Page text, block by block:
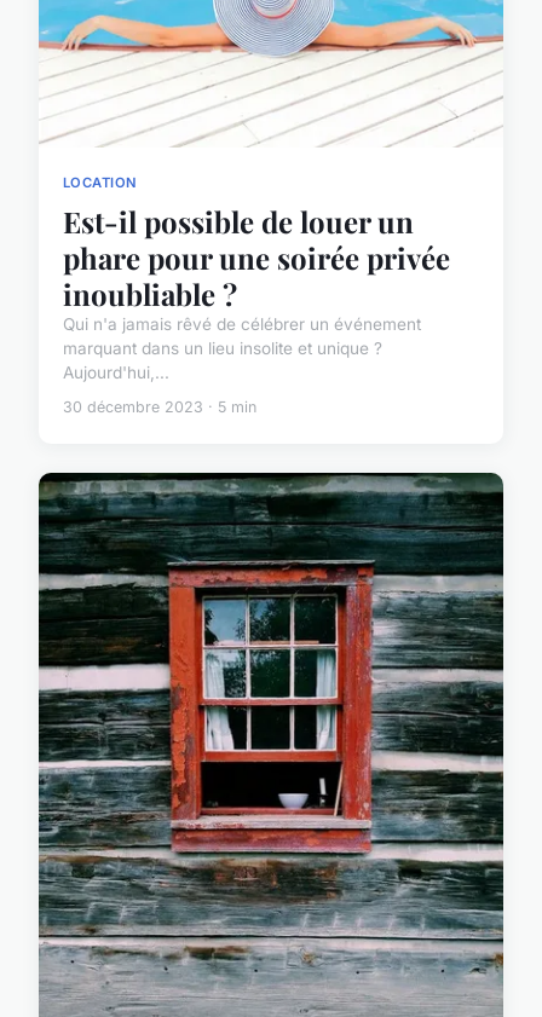
LOCATION
Est-il possible de louer un
phare pour une soirée privée
inoubliable ?
Qui n'a jamais rêvé de célébrer un événement
marquant dans un lieu insolite et unique ?
Aujourd'hui,...
30 décembre 2023 · 5 min